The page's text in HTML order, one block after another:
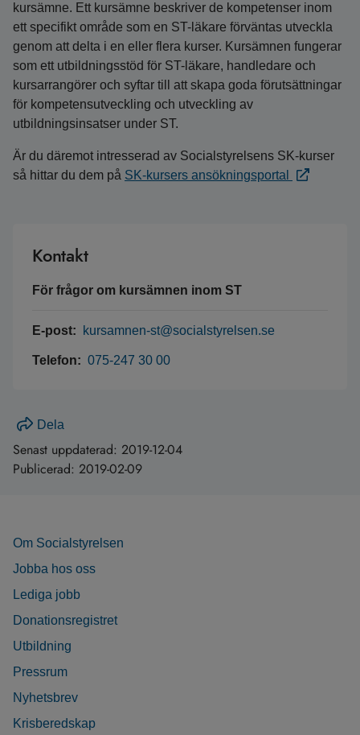
kursämne. Ett kursämne beskriver de kompetenser inom
ett specifikt område som en ST-läkare förväntas utveckla
genom att delta i en eller flera kurser. Kursämnen fungerar
som ett utbildningsstöd för ST-läkare, handledare och
kursarrangörer och syftar till att skapa goda förutsättningar
för kompetensutveckling och utveckling av
utbildningsinsatser under ST.
Är du däremot intresserad av Socialstyrelsens SK-kurser
så hittar du dem på SK-kursers ansökningsportal
Kontakt
För frågor om kursämnen inom ST
E-post: kursamnen-st@socialstyrelsen.se
Telefon: 075-247 30 00
Dela
Senast uppdaterad: 2019-12-04
Publicerad: 2019-02-09
Om Socialstyrelsen
Jobba hos oss
Lediga jobb
Donationsregistret
Utbildning
Pressrum
Nyhetsbrev
Krisberedskap